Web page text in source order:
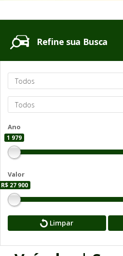
Refine sua Busca
Ano
1 979
Valor
R$ 27 900
Limpar